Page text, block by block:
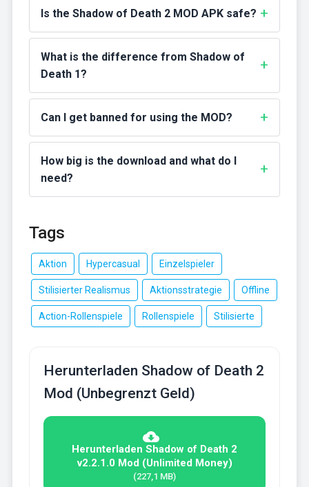
Is the Shadow of Death 2 MOD APK safe?
What is the difference from Shadow of
Death 1?
Can I get banned for using the MOD?
How big is the download and what do I
need?
Tags
Aktion Hypercasual Einzelspieler
Stilisierter Realismus Aktionsstrategie Offline
Action-Rollenspiele Rollenspiele Stilisierte
Herunterladen Shadow of Death 2
Mod (Unbegrenzt Geld)
Herunterladen Shadow of Death 2
v2.2.1.0 Mod (Unlimited Money)
(227,1 MB)